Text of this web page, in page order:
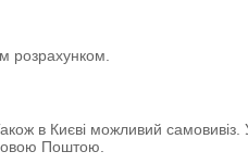
розрахунком.
в Києві можливий самовивіз.
Поштою.